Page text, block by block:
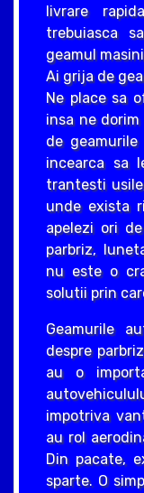
livrare
trebuiasca
geamul
Ai grija de
Ne place sa
insa ne
de geamurile
incearca sa
trantesti
unde exista
apelezi ori
parbriz,
nu este o
solutii prin
Geamurile
despre
au o
impotriva
au rol
Din pacate,
sparte. O